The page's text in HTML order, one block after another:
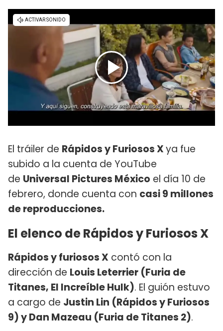
El tráiler de Rápidos y Furiosos Xya fue
subido a la cuenta de YouTube
de Universal Pictures México el día 10 de
febrero, donde cuenta con casi 9 millones
de reproducciones.
El elenco de Rápidos y Furiosos X
Rápidos y furiosos X contó con la
dirección de Louis Leterrier (Furia de
Titanes, El Increíble Hulk). El guión estuvo
a cargo de Justin Lin (Rápidos y Furiosos
9) y Dan Mazeau (Furia de Titanes 2).